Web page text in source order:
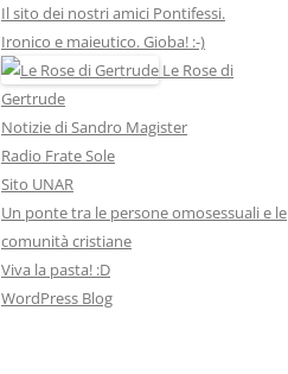
Il sito dei nostri amici Pontifessi.
Ironico e maieutico. Gioba! :-)
Le Rose di
Gertrude
Notizie di Sandro Magister
Radio Frate Sole
Sito UNAR
Un ponte tra le persone omosessuali e le
comunità cristiane
Viva la pasta! :D
WordPress Blog